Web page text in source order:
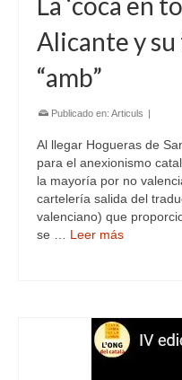
Alicante y
“amb”
Publicado en: Articuls
Al llegar Hogueras de
para el anexionismo
la mayoría por no
cartelería salida del
valenciano) que
se … Leer más